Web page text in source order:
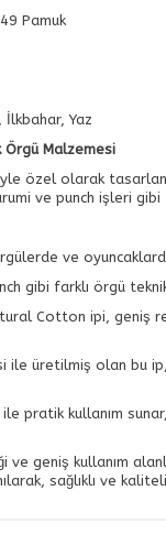
Pamuk
İlkbahar, Yaz
Malzemesi
özel olarak
ve punch işleri
ve
gibi farklı örgü
Cotton ipi, geniş
üretilmiş olan bu ip,
pratik kullanım
geniş kullanım
sağlıklı ve kaliteli